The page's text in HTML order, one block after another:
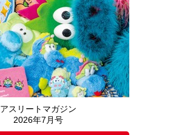
アスリートマガジン
2026年7月号